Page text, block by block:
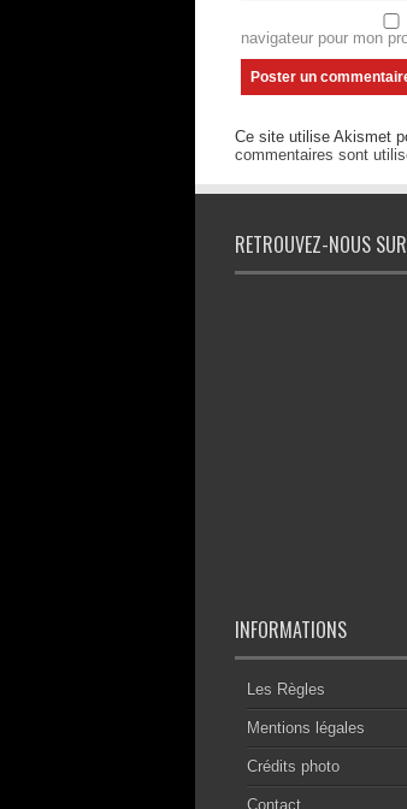
navigateur pour mon
Ce site utilise Akismet
commentaires sont
RETROUVEZ-NOUS
INFORMATIONS
Les Règles
Mentions légales
Crédits photo
Contact